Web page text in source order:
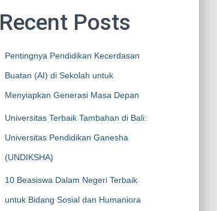
Recent Posts
Pentingnya Pendidikan Kecerdasan
Buatan (AI) di Sekolah untuk
Menyiapkan Generasi Masa Depan
Universitas Terbaik Tambahan di Bali:
Universitas Pendidikan Ganesha
(UNDIKSHA)
10 Beasiswa Dalam Negeri Terbaik
untuk Bidang Sosial dan Humaniora